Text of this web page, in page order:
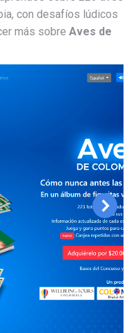
con desafíos lúdicos
más sobre Aves de